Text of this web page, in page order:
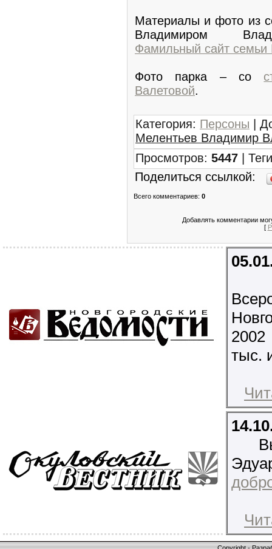
Материалы и фото из
Владимиром
Фамильный сайт семьи
Фото парка – со
Валетовой.
Категория: Персоны |
Мелентьев Владимир
Просмотров: 5447 | Теги
Поделиться ссылкой:
Всего комментариев: 0
Добавлять комментарии
[
тыс.